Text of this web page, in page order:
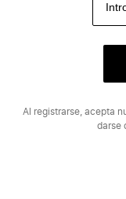
Al registrarse, acepta
darse